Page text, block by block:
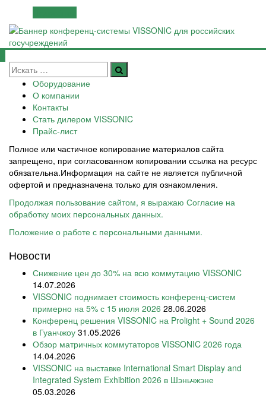
Оборудование
О компании
Контакты
Стать дилером VISSONIC
Прайс-лист
Полное или частичное копирование материалов сайта
запрещено, при согласованном копировании ссылка на ресурс
обязательна.Информация на сайте не является публичной
офертой и предназначена только для ознакомления.
Продолжая пользование сайтом, я выражаю Согласие на
обработку моих персональных данных.
Положение о работе с персональными данными.
Новости
Снижение цен до 30% на всю коммутацию VISSONIC
14.07.2026
VISSONIC поднимает стоимость конференц-систем
примерно на 5% с 15 июля 2026 28.06.2026
Конференц решения VISSONIC на Prolight + Sound 2026
в Гуанчжоу 31.05.2026
Обзор матричных коммутаторов VISSONIC 2026 года
14.04.2026
VISSONIC на выставке International Smart Display and
Integrated System Exhibition 2026 в Шэньчжэне
05.03.2026